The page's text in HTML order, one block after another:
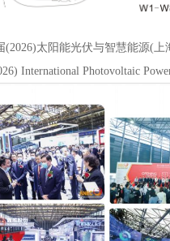
(2026)太阳能光伏与智慧能源(
International Photovoltaic